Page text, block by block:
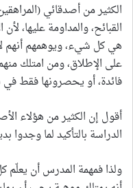
الكثير من أصدقائي
القبائح، والمداومة عليها،
هي كل شيء، ويوهمهم أنهم
على الإطلاق، ومن امتلك
فائدة، أو يحصرونها فقط في
أقول إن الكثير من هؤلاء
الدراسة بالتأكيد لما وجدوا
ولذا فمهمة المدرس أن